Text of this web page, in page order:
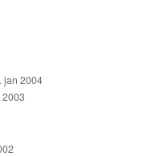
jan 2004
2003